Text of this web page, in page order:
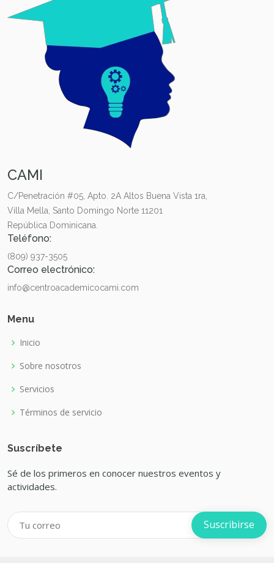
CAMI
C/Penetración #05, Apto. 2A Altos Buena Vista 1ra,
Villa Mella, Santo Domingo Norte 11201
República Dominicana.
Teléfono:
(809) 937-3505
Correo electrónico:
info@centroacademicocami.com
Menu
Inicio
Sobre nosotros
Servicios
Términos de servicio
Suscríbete
Sé de los primeros en conocer nuestros eventos y
actividades.